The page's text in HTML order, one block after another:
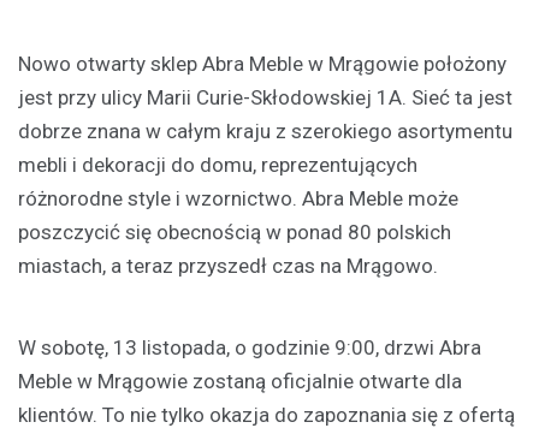
Nowo otwarty sklep Abra Meble w Mrągowie położony
jest przy ulicy Marii Curie-Skłodowskiej 1A. Sieć ta jest
dobrze znana w całym kraju z szerokiego asortymentu
mebli i dekoracji do domu, reprezentujących
różnorodne style i wzornictwo. Abra Meble może
poszczycić się obecnością w ponad 80 polskich
miastach, a teraz przyszedł czas na Mrągowo.
W sobotę, 13 listopada, o godzinie 9:00, drzwi Abra
Meble w Mrągowie zostaną oficjalnie otwarte dla
klientów. To nie tylko okazja do zapoznania się z ofertą